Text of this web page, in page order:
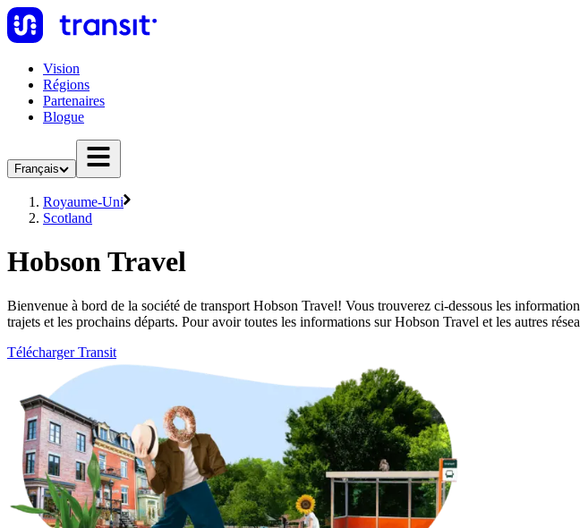
Vision
Régions
Partenaires
Blogue
Français
Royaume-Uni
Scotland
Hobson Travel
Bienvenue à bord de la société de transport Hobson Travel! Vous trouverez ci-dessous les
trajets et les prochains départs. Pour avoir toutes les informations sur Hobson Travel et les autres
Télécharger Transit